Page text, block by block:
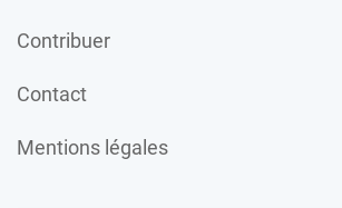
Contribuer
Contact
Mentions légales